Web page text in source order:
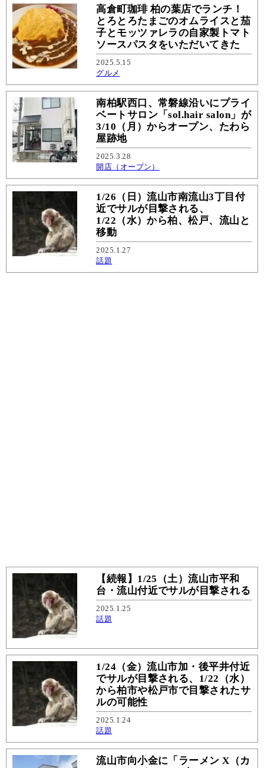
高倉町珈琲 柏の葉店でランチ！
とろとろたまごのオムライスと茄
子とモッツァレラの自家製トマト
ソースパスタをいただいてきた
2025.5.15
グルメ
南柏駅西口、常磐線沿いにプライ
ベートサロン「sol.hair salon」が
3/10（月）からオープン、たわら
屋跡地
2025.3.28
開店（オープン）
1/26（日）流山市南流山3丁目付
近でサルが目撃される、
1/22（水）から柏、松戸、流山と
移動
2025.1.27
話題
【続報】1/25（土）流山市平和
台・流山付近でサルが目撃される
2025.1.25
話題
1/24（金）流山市加・後平井付近
でサルが目撃される、1/22（水）
から柏市や松戸市で目撃されたサ
ルの可能性
2025.1.24
話題
流山市向小金に「ラーメン X（カ